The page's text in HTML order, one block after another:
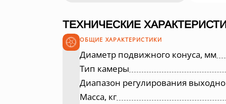
ТЕХНИЧЕСКИЕ
ОБЩИЕ ХАРАКТЕРИСТИКИ
Диаметр подвижного конуса, мм
Тип камеры
Диапазон регулирования
Масса, кг